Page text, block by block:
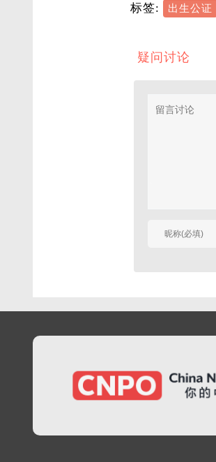
标签: 出生公证
疑问讨论